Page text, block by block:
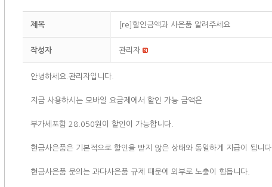
제목 [re]할인금액과 사은품 알려주세요
작성자 관리자
안녕하세요.관리자입니다.
지금 사용하시는 모바일 요금제에서 할인 가능 금액은
부가세포함 28.050원이 할인이 가능합니다.
현금사은품은 기본적으로 할인을 받지 않은 상태와 동일하게 지급이 됩니다.
현금사은품 문의는 과다사은품 규제 때문에 외부로 노출이 힘듭니다.